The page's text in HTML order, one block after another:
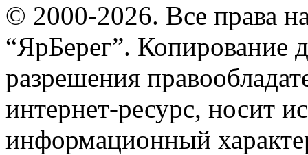
© 2000-2026. Все права
“ЯрБерег”. Копирование
разрешения
интернет-ресурс, носит
информационный